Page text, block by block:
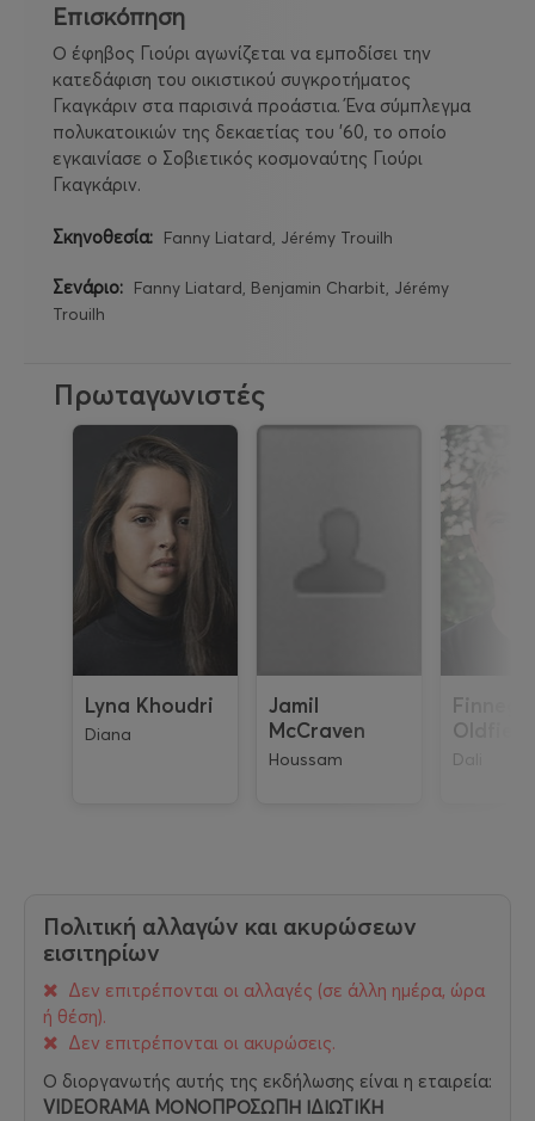
Επισκόπηση
Ο έφηβος Γιούρι αγωνίζεται να εμποδίσει την
κατεδάφιση του οικιστικού συγκροτήματος
Γκαγκάριν στα παρισινά προάστια. Ένα σύμπλεγμα
πολυκατοικιών της δεκαετίας του ’60, το οποίο
εγκαινίασε ο Σοβιετικός κοσμοναύτης Γιούρι
Γκαγκάριν.
Σκηνοθεσία: Fanny Liatard, Jérémy Trouilh
Σενάριο:
Fanny Liatard, Benjamin Charbit, Jérémy
Trouilh
Πρωταγωνιστές
Lyna Khoudri
Diana
Jamil
McCraven
Houssam
Oldfield
Dali
Πολιτική αλλαγών και ακυρώσεων
εισιτηρίων
Δεν επιτρέπονται οι αλλαγές (σε άλλη ημέρα, ώρα
ή θέση).
Δεν επιτρέπονται οι ακυρώσεις.
Ο διοργανωτής αυτής της εκδήλωσης είναι η εταιρεία:
VIDEORAMA ΜΟΝΟΠΡΟΣΩΠΗ ΙΔΙΩΤΙΚΗ